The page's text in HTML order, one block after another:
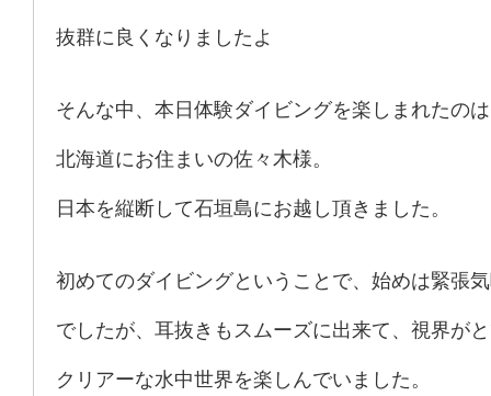
抜群に良くなりましたよ
そんな中、本日体験ダイビングを楽しまれたのは
北海道にお住まいの佐々木様。
日本を縦断して石垣島にお越し頂きました。
初めてのダイビングということで、始めは緊張
でしたが、耳抜きもスムーズに出来て、視界が
クリアーな水中世界を楽しんでいました。